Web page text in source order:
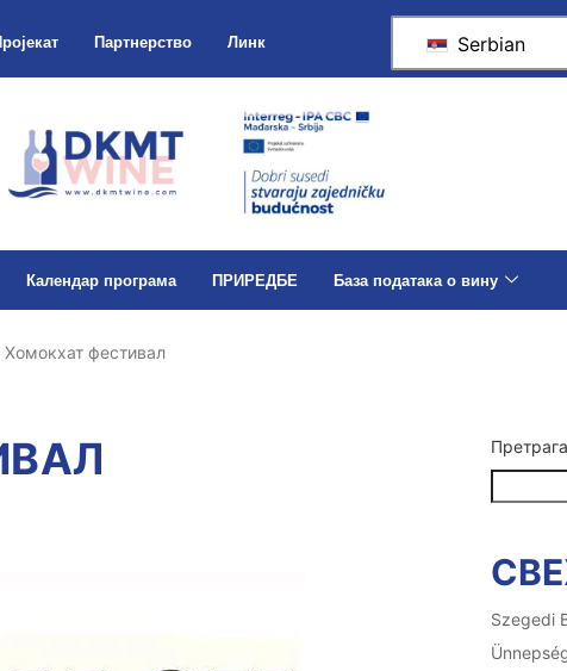
Партнерство Линк Serbian
Календар програма ПРИРЕДБЕ База података о вину
Хомокхат фестивал
Претрага
Szegedi